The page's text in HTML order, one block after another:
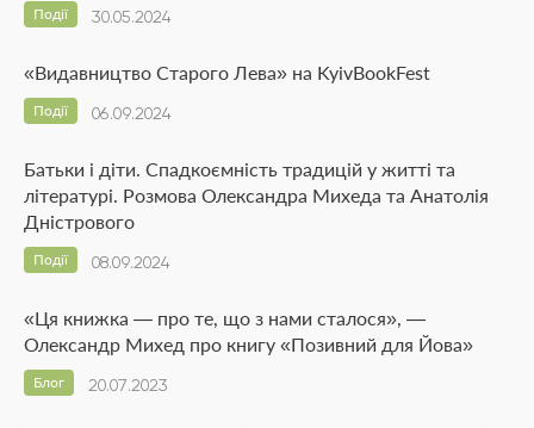
30.05.2024
Події
«Видавництво Старого Лева» на KyivBookFest
06.09.2024
Події
Батьки і діти. Спадкоємність традицій у житті та
літературі. Розмова Олександра Михеда та Анатолія
Дністрового
08.09.2024
Події
«Ця книжка — про те, що з нами сталося», —
Олександр Михед про книгу «Позивний для Йова»
20.07.2023
Блог